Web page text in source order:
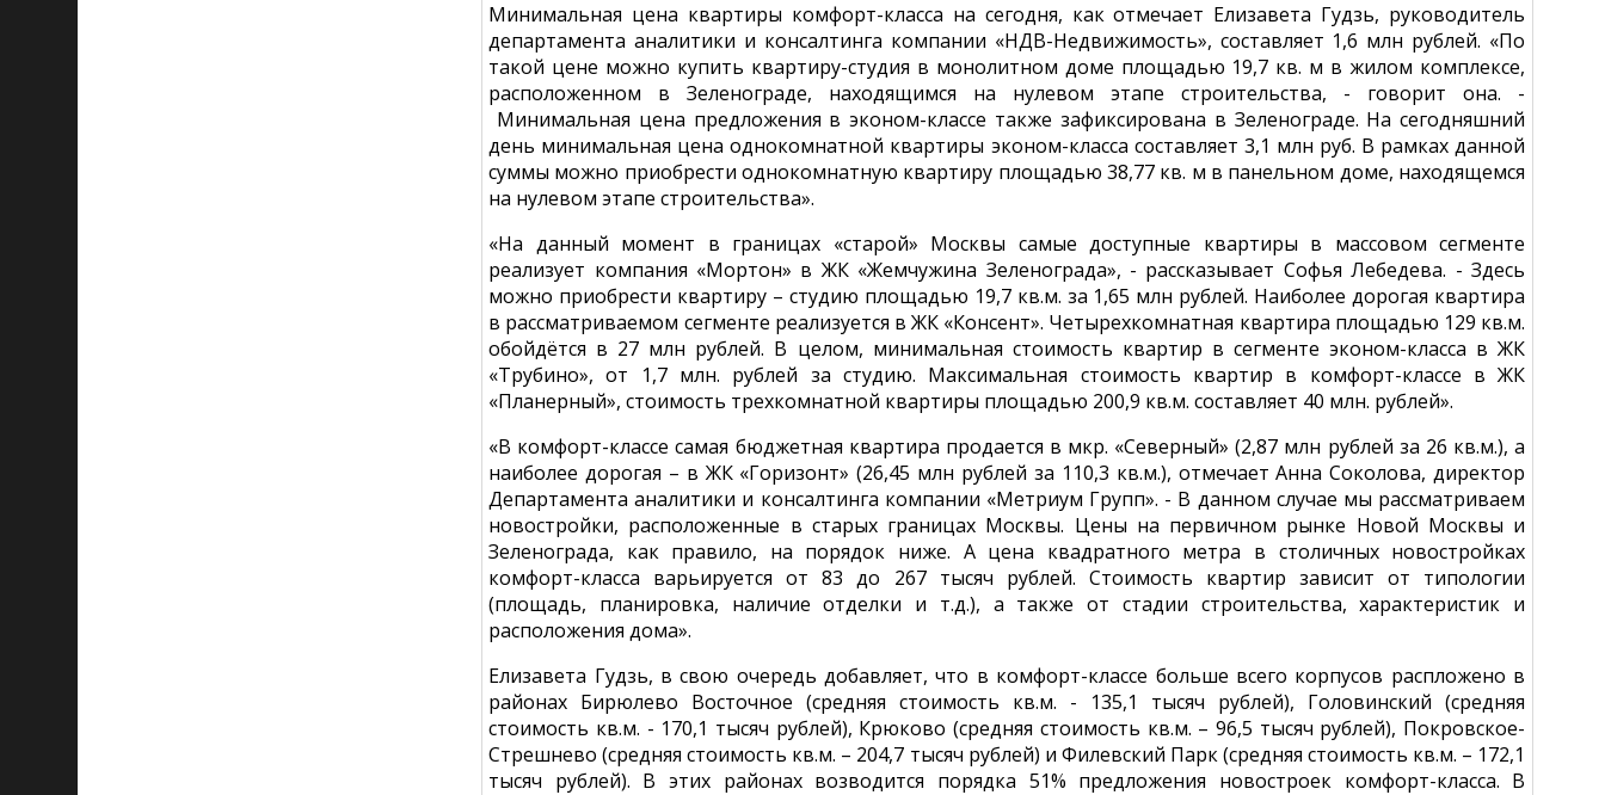
Минимальная цена квартиры комфорт-класса на сегодня, как отмечает Елизавета Гудзь, руководитель
департамента аналитики и консалтинга компании «НДВ-Недвижимость», составляет 1,6 млн рублей. «По
такой цене можно купить квартиру-студия в монолитном доме площадью 19,7 кв. м в жилом комплексе,
расположенном в Зеленограде, находящимся на нулевом этапе строительства, - говорит она. -
Минимальная цена предложения в эконом-классе также зафиксирована в Зеленограде. На сегодняшний
день минимальная цена однокомнатной квартиры эконом-класса составляет 3,1 млн руб. В рамках данной
суммы можно приобрести однокомнатную квартиру площадью 38,77 кв. м в панельном доме, находящемся
на нулевом этапе строительства».
«На данный момент в границах «старой» Москвы самые доступные квартиры в массовом сегменте
реализует компания «Мортон» в ЖК «Жемчужина Зеленограда», - рассказывает Софья Лебедева. - Здесь
можно приобрести квартиру – студию площадью 19,7 кв.м. за 1,65 млн рублей. Наиболее дорогая квартира
в рассматриваемом сегменте реализуется в ЖК «Консент». Четырехкомнатная квартира площадью 129 кв.м.
обойдётся в 27 млн рублей. В целом, минимальная стоимость квартир в сегменте эконом-класса в ЖК
«Трубино», от 1,7 млн. рублей за студию. Максимальная стоимость квартир в комфорт-классе в ЖК
«Планерный», стоимость трехкомнатной квартиры площадью 200,9 кв.м. составляет 40 млн. рублей».
«В комфорт-классе самая бюджетная квартира продается в мкр. «Северный» (2,87 млн рублей за 26 кв.м.), а
наиболее дорогая – в ЖК «Горизонт» (26,45 млн рублей за 110,3 кв.м.), отмечает Анна Соколова, директор
Департамента аналитики и консалтинга компании «Метриум Групп». - В данном случае мы рассматриваем
новостройки, расположенные в старых границах Москвы. Цены на первичном рынке Новой Москвы и
Зеленограда, как правило, на порядок ниже. А цена квадратного метра в столичных новостройках
комфорт-класса варьируется от 83 до 267 тысяч рублей. Стоимость квартир зависит от типологии
(площадь, планировка, наличие отделки и т.д.), а также от стадии строительства, характеристик и
расположения дома».
Елизавета Гудзь, в свою очередь добавляет, что в комфорт-классе больше всего корпусов распложено в
районах Бирюлево Восточное (средняя стоимость кв.м. - 135,1 тысяч рублей), Головинский (средняя
стоимость кв.м. - 170,1 тысяч рублей), Крюково (средняя стоимость кв.м. – 96,5 тысяч рублей), Покровское-
Стрешнево (средняя стоимость кв.м. – 204,7 тысяч рублей) и Филевский Парк (средняя стоимость кв.м. – 172,1
тысяч рублей). В этих районах возводится порядка 51% предложения новостроек комфорт-класса. В